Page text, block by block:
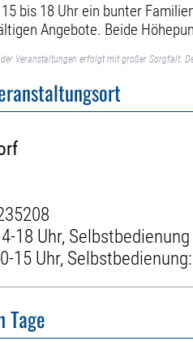
bis 18 Uhr ein bunter
Angebote. Beide
Veranstaltungen erfolgt mit großer Sorgfalt.
18 Uhr,
15 Uhr,
Tage